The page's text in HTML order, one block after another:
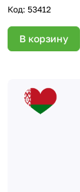
Код: 53412
В корзину